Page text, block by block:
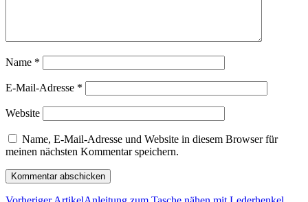
Name *
E-Mail-Adresse *
Website
Name, E-Mail-Adresse und Website in diesem Browser für
meinen nächsten Kommentar speichern.